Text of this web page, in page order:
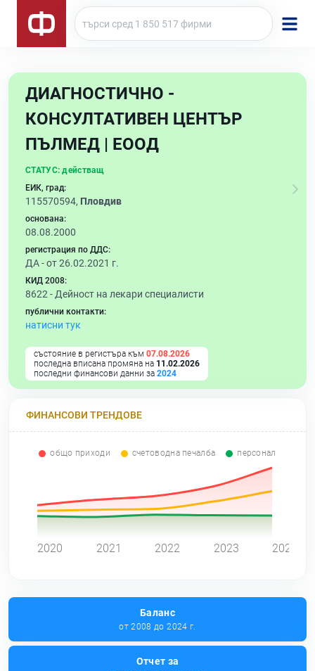
ДИАГНОСТИЧНО -
КОНСУЛТАТИВЕН ЦЕНТЪР
ПЪЛМЕД | ЕООД
СТАТУС: действащ
ЕИК, град:
115570594, Пловдив
основана:
08.08.2000
регистрация по ДДС:
ДА - от 26.02.2021 г.
КИД 2008:
8622 - Дейност на лекари специалисти
публични контакти:
натисни тук
състояние в регистъра към 07.08.2026
последна вписана промяна на 11.02.2026
последни финансови данни за 2024
ФИНАНСОВИ ТРЕНДОВЕ
общо приходи счетоводна печалба персонал
2020 2021 2022 2023 2024
Баланс
от 2008 до 2024 г.
Отчет за